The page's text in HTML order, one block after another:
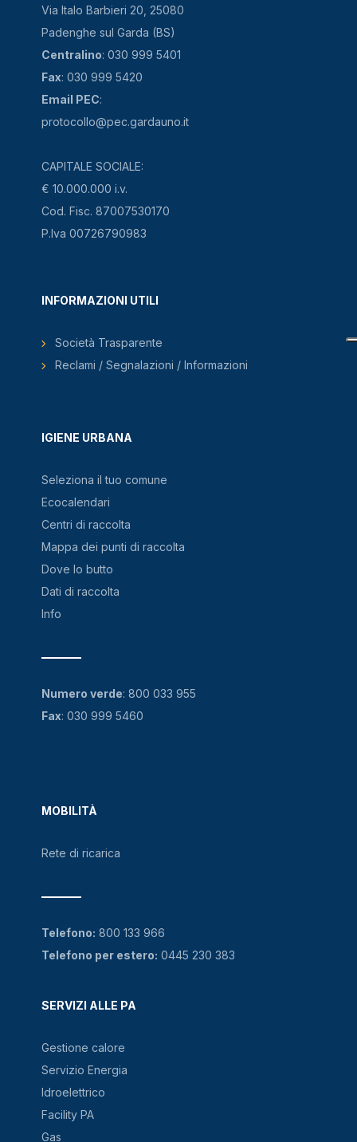
Via Italo Barbieri 20, 25080
Padenghe sul Garda (BS)
Centralino: 030 999 5401
Fax: 030 999 5420
Email PEC:
protocollo@pec.gardauno.it
CAPITALE SOCIALE:
€ 10.000.000 i.v.
Cod. Fisc. 87007530170
P.Iva 00726790983
IGIENE URBANA
Seleziona il tuo comune
Ecocalendari
Centri di raccolta
Mappa dei punti di raccolta
Dove lo butto
Dati di raccolta
Info
MOBILITÀ
Rete di ricarica
SERVIZI ALLE PA
Gestione calore
Servizio Energia
Idroelettrico
Facility PA
Gas
INFORMAZIONI UTILI
Società Trasparente
Reclami / Segnalazioni / Informazioni
Numero verde: 800 033 955
Fax: 030 999 5460
Telefono: 800 133 966
Telefono per estero: 0445 230 383